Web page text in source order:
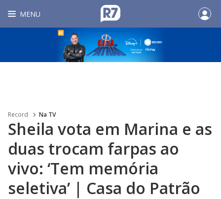
MENU
Record Na TV
Sheila vota em Marina e as
duas trocam farpas ao
vivo: ‘Tem memória
seletiva’ | Casa do Patrão